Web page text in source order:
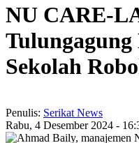
NU CARE-
Tulungagung
Sekolah
Penulis: Serikat News
Rabu, 4 Desember 2024 -